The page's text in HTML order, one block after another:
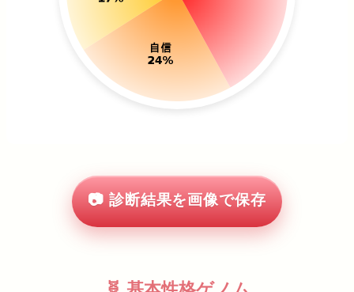
📷 診断結果を画像で保存